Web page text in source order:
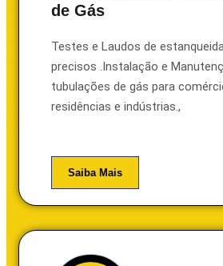
de Gás
Testes e Laudos de
precisos .Instalação e
tubulações de gás para
residências e indústrias.,
Saiba Mais